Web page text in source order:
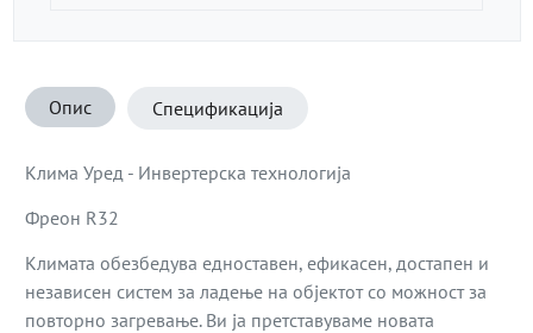
Опис Спецификација
Клима Уред - Инвертерска технологија
Фреон R32
Климата обезбедува едноставен, ефикасен, достапен и
независен систем за ладење на објектот со можност за
повторно загревање. Ви ја претставуваме новата